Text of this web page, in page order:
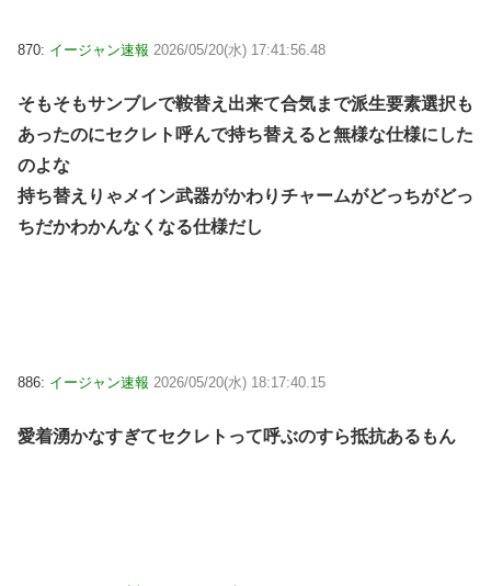
870: イージャン速報 2026/05/20(水) 17:41:56.48
そもそもサンブレで鞍替え出来て合気まで派生要素選択も
あったのにセクレト呼んで持ち替えると無様な仕様にした
のよな
持ち替えりゃメイン武器がかわりチャームがどっちがどっ
ちだかわかんなくなる仕様だし
886: イージャン速報 2026/05/20(水) 18:17:40.15
愛着湧かなすぎてセクレトって呼ぶのすら抵抗あるもん